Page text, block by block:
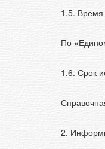
1.5. Время
По
1.6. Срок
2.